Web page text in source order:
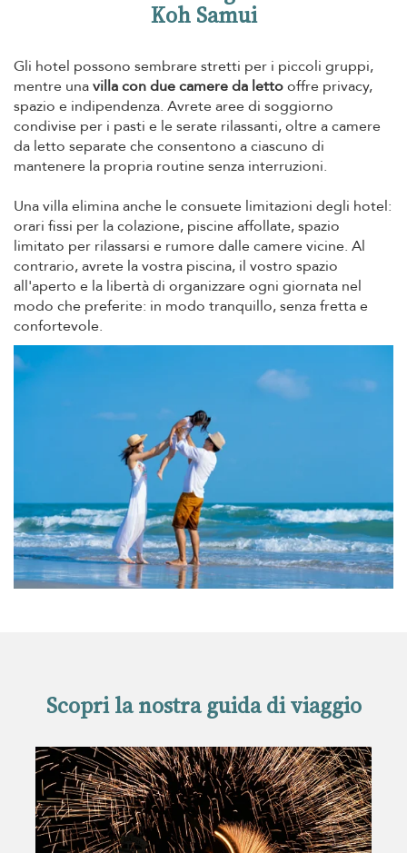
Koh Samui
Gli hotel possono sembrare stretti per i piccoli gruppi,
mentre unavilla con due camere da lettooffre privacy,
spazio e indipendenza. Avrete aree di soggiorno
condivise per i pasti e le serate rilassanti, oltre a camere
da letto separate che consentono a ciascuno di
mantenere la propria routine senza interruzioni.
Una villa elimina anche le consuete limitazioni degli hotel:
orari fissi per la colazione, piscine affollate, spazio
limitato per rilassarsi e rumore dalle camere vicine. Al
contrario, avrete la vostra piscina, il vostro spazio
all'aperto e la libertà di organizzare ogni giornata nel
modo che preferite: in modo tranquillo, senza fretta e
confortevole.
Scopri la nostra guida di viaggio